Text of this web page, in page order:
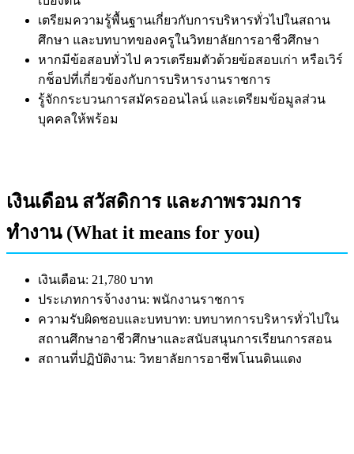
เตรียมความรู้พื้นฐานเกี่ยวกับการบริหารทั่วไปในสถาน
ศึกษา และบทบาทของครูในวิทยาลัยการอาชีวศึกษา
หากมีข้อสอบทั่วไป ควรเตรียมตัวด้วยข้อสอบเก่า หรือเวิร์
กช็อปที่เกี่ยวข้องกับการบริหารงานราชการ
รู้จักกระบวนการสมัครออนไลน์ และเตรียมข้อมูลส่วน
บุคคลให้พร้อม
เงินเดือน สวัสดิการ และภาพรวมการ
ทำงาน (What it means for you)
เงินเดือน: 21,780 บาท
ประเภทการจ้างงาน: พนักงานราชการ
ความรับผิดชอบและบทบาท: บทบาทการบริหารทั่วไปใน
สถานศึกษาอาชีวศึกษาและสนับสนุนการเรียนการสอน
สถานที่ปฏิบัติงาน: วิทยาลัยการอาชีพโนนดินแดง